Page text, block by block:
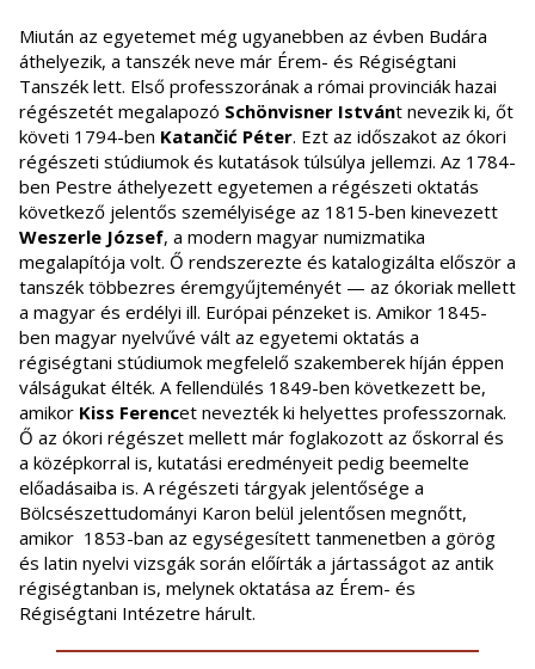
Miután az egyetemet még ugyanebben az évben Budára
áthelyezik, a tanszék neve már Érem- és Régiségtani
Tanszék lett. Első professzorának a római provinciák hazai
régészetét megalapozó Schönvisner Istvánt nevezik ki, őt
követi 1794-ben Katančić Péter. Ezt az időszakot az ókori
régészeti stúdiumok és kutatások túlsúlya jellemzi. Az 1784-
ben Pestre áthelyezett egyetemen a régészeti oktatás
következő jelentős személyisége az 1815-ben kinevezett
Weszerle József, a modern magyar numizmatika
megalapítója volt. Ő rendszerezte és katalogizálta először a
tanszék többezres éremgyűjteményét — az ókoriak mellett
a magyar és erdélyi ill. Európai pénzeket is. Amikor 1845-
ben magyar nyelvűvé vált az egyetemi oktatás a
régiségtani stúdiumok megfelelő szakemberek híján éppen
válságukat élték. A fellendülés 1849-ben következett be,
amikor Kiss Ferencet nevezték ki helyettes professzornak.
Ő az ókori régészet mellett már foglakozott az őskorral és
a középkorral is, kutatási eredményeit pedig beemelte
előadásaiba is. A régészeti tárgyak jelentősége a
Bölcsészettudományi Karon belül jelentősen megnőtt,
amikor 1853-ban az egységesített tanmenetben a görög
és latin nyelvi vizsgák során előírták a jártasságot az antik
régiségtanban is, melynek oktatása az Érem- és
Régiségtani Intézetre hárult.